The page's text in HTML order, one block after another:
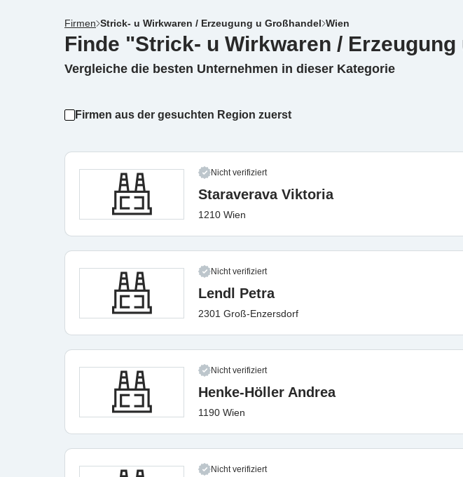
Firmen Strick- u Wirkwaren / Erzeugung u Großhandel Wien
Finde "Strick- u Wirkwaren /
Vergleiche die besten Unternehmen in dieser Kategorie
Firmen aus der gesuchten Region zuerst
Nicht verifiziert
Staraverava Viktoria
1210 Wien
Nicht verifiziert
Lendl Petra
2301 Groß-Enzersdorf
Nicht verifiziert
Henke-Höller Andrea
1190 Wien
Nicht verifiziert